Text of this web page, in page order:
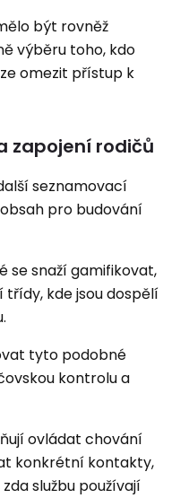
být rovněž
výběru toho, kdo
omezit přístup k
zapojení rodičů
seznamovací
pro budování
se snaží gamifikovat,
kde jsou dospělí
tyto podobné
kontrolu a
ovládat chování
konkrétní kontakty,
službu používají